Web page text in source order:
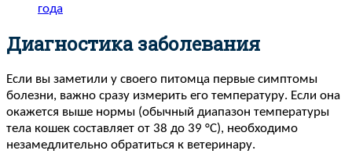
года
Диагностика заболевания
Если вы заметили у своего питомца первые симптомы
болезни, важно сразу измерить его температуру. Если она
окажется выше нормы (обычный диапазон температуры
тела кошек составляет от 38 до 39 °С), необходимо
незамедлительно обратиться к ветеринару.